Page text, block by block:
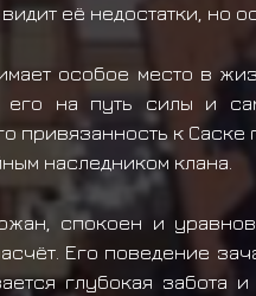
её недостатки, но
особое место в
его на путь силы и
привязанность к Саске
наследником клана.
спокоен и
Его поведение
глубокая забота